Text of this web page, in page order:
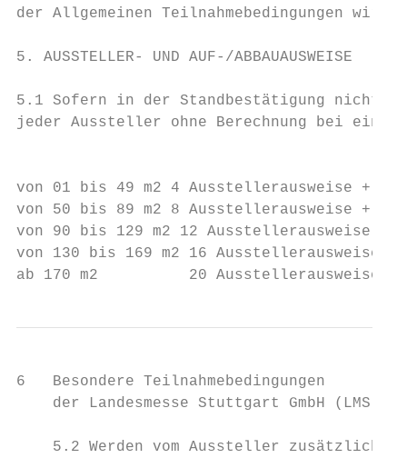
der Allgemeinen Teilnahmebedingungen
5. AUSSTELLER- UND AUF-/
5.1 Sofern in der Standbestätigung
jeder Aussteller ohne Berechnung bei
von 01 bis 49 m2 4 Ausstellerausweise +
von 50 bis 89 m2 8 Ausstellerausweise +
von 90 bis 129 m2 12 Ausstellerausweise
von 130 bis 169 m2 16
ab 170 m2          20 Ausstellerausweise
6   Besondere
der Landesmesse Stuttgart GmbH (LMS)
5.2 Werden vom Aussteller zusätzliche